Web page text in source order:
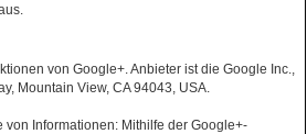
von Google+. Anbieter ist die Google Inc.,
Mountain View, CA 94043, USA.
von Informationen: Mithilfe der Google+-